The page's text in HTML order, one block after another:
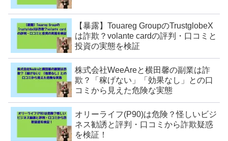
【暴露】Touareg GroupのTrustglobeX
は詐欺？volante cardの評判・口コミと
投資の実態を検証
株式会社WeeAreと横田馨の副業は詐
欺？「稼げない」「効果なし」との口
コミから見えた危険な実態
オリーライフ(P90)は危険？怪しいビジ
ネス勧誘と評判・口コミから詐欺疑惑
を検証！